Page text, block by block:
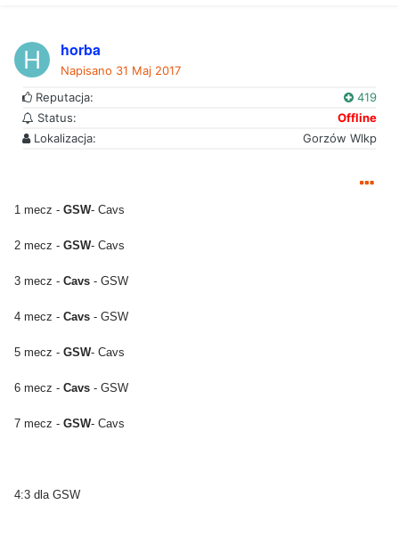
horba
Napisano 31 Maj 2017
Reputacja:
419
Status:
Offline
Lokalizacja:
Gorzów Wlkp
1 mecz - GSW- Cavs
2 mecz - GSW- Cavs
3 mecz - Cavs - GSW
4 mecz - Cavs - GSW
5 mecz - GSW- Cavs
6 mecz - Cavs - GSW
7 mecz - GSW- Cavs
4:3 dla GSW